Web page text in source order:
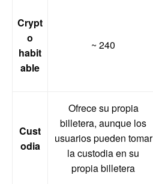
Crypt
o
habit
able
~ 240
Cust
odia
Ofrece su propia
billetera, aunque los
usuarios pueden tomar
la custodia en su
propia billetera